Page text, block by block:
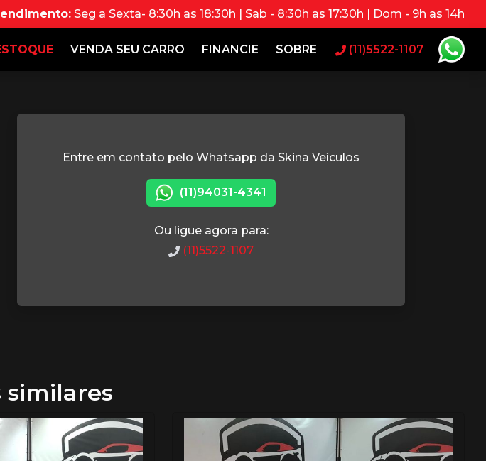
Seg a Sexta- 8:30h as 18:30h | Sab - 8:30h as 17:30h | Dom - 9h as 14h
VENDA SEU CARRO FINANCIE SOBRE (11)5522-1107
Entre em contato pelo Whatsapp da Skina Veículos
(11)94031-4341
Ou ligue agora para:
(11)5522-1107
similares